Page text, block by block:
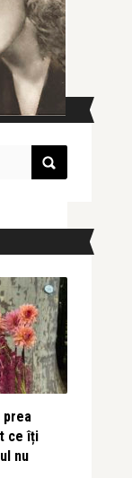
prea
ce îți
nu